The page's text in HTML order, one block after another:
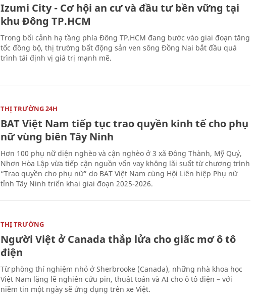
Izumi City - Cơ hội an cư và đầu tư bền vững tại
khu Đông TP.HCM
Trong bối cảnh hạ tầng phía Đông TP.HCM đang bước vào giai đoạn tăng
tốc đồng bộ, thị trường bất động sản ven sông Đồng Nai bắt đầu quá
trình tái định vị giá trị mạnh mẽ.
THỊ TRƯỜNG 24H
BAT Việt Nam tiếp tục trao quyền kinh tế cho phụ
nữ vùng biên Tây Ninh
Hơn 100 phụ nữ diện nghèo và cận nghèo ở 3 xã Đông Thành, Mỹ Quý,
Nhơn Hòa Lập vừa tiếp cận nguồn vốn vay không lãi suất từ chương trình
“Trao quyền cho phụ nữ” do BAT Việt Nam cùng Hội Liên hiệp Phụ nữ
tỉnh Tây Ninh triển khai giai đoạn 2025-2026.
THỊ TRƯỜNG
Người Việt ở Canada thắp lửa cho giấc mơ ô tô
điện
Từ phòng thí nghiệm nhỏ ở Sherbrooke (Canada), những nhà khoa học
Việt Nam lặng lẽ nghiên cứu pin, thuật toán và AI cho ô tô điện – với
niềm tin một ngày sẽ ứng dụng trên xe Việt.